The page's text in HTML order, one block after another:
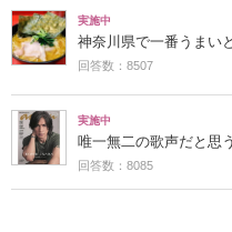
実施中
神奈川県で一番うまい
回答数：8507
実施中
唯一無二の歌声だと思
回答数：8085